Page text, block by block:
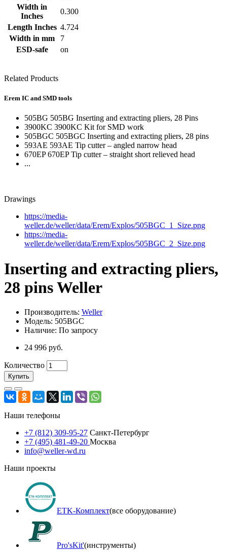
Width in
Inches
0.300
Length Inches 4.724
Width in mm
7
ESD-safe
on
Related Products
Erem IC and SMD tools
505BG 505BG Inserting and extracting pliers, 28 Pins
3900KC 3900KC Kit for SMD work
505BGC 505BGC Inserting and extracting pliers, 28 pins
593AE 593AE Tip cutter – angled narrow head
670EP 670EP Tip cutter – straight short relieved head
...
Drawings
https://media-
weller.de/weller/data/Erem/Explos/505BGC_1_Size.png
https://media-
weller.de/weller/data/Erem/Explos/505BGC_2_Size.png
Inserting and extracting pliers,
28 pins Weller
Производитель: Weller
Модель: 505BGC
Наличие: По запросу
24 996 руб.
Количество
Купить
Наши телефоны
+7 (812) 309-95-27 Санкт-Петербург
+7 (495) 481-49-20 Москва
info@weller-wd.ru
Наши проекты
ETK-Комплект(все оборудование)
Pro'sKit'(инструменты)